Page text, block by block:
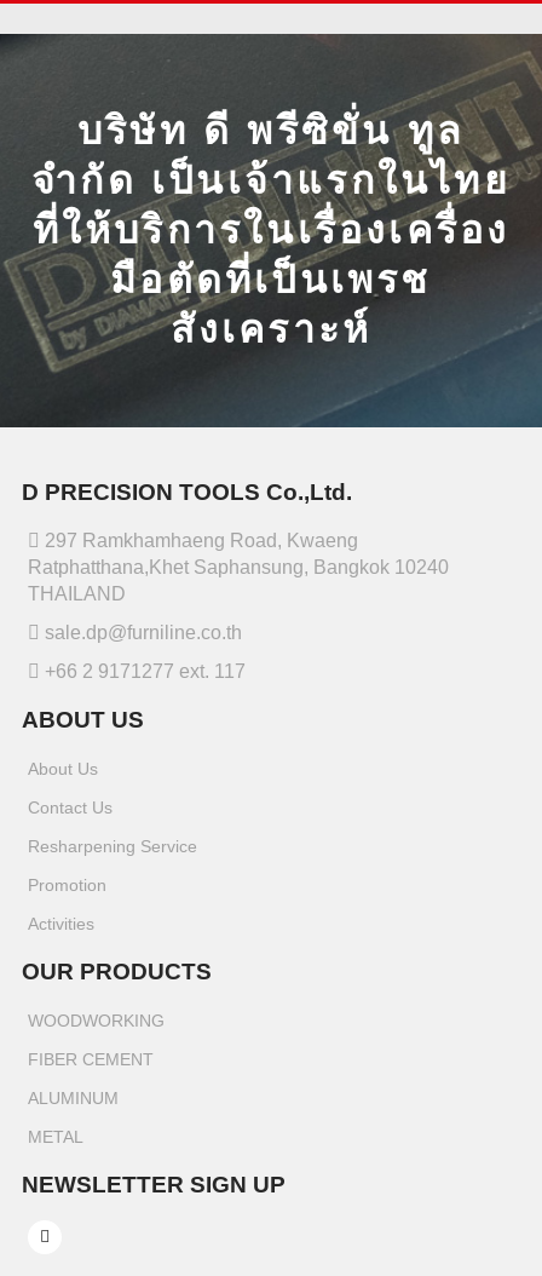
บริษัท ดี พรีซิขั่น ทูล
จำกัด เป็นเจ้าแรกในไทย
ที่ให้บริการในเรื่องเครื่อง
มือตัดที่เป็นเพรช
สังเคราะห์
D PRECISION TOOLS Co.,Ltd.
297 Ramkhamhaeng Road, Kwaeng
Ratphatthana,Khet Saphansung, Bangkok 10240
THAILAND
sale.dp@furniline.co.th
+66 2 9171277 ext. 117
ABOUT US
About Us
Contact Us
Resharpening Service
Promotion
Activities
OUR PRODUCTS
WOODWORKING
FIBER CEMENT
ALUMINUM
METAL
NEWSLETTER SIGN UP